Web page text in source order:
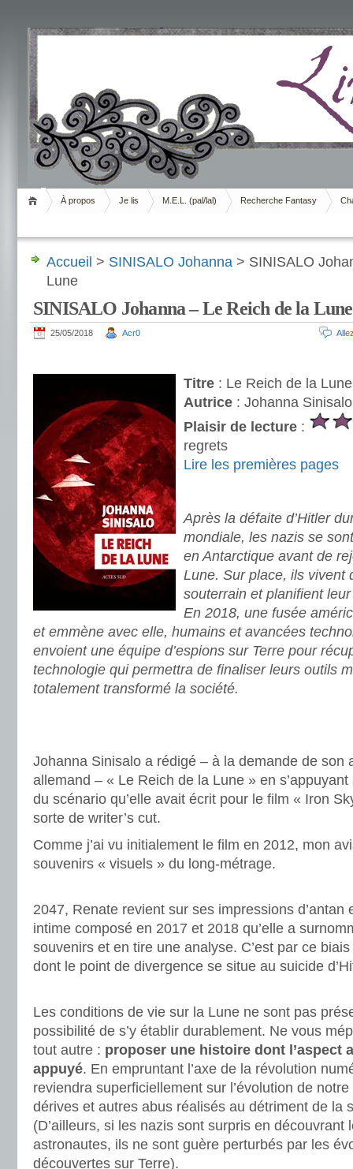
Livrement
À propos Je lis M.E.L. (pal/lal) Recherche Fantasy
Accueil > SINISALO Johanna > SINISALO
Lune
SINISALO Johanna – Le Reich de la Lune
25/05/2018 Acr0
Titre : Le Reich de la Lune
Autrice : Johanna Sinisalo
Plaisir de lecture :
regrets
Lire les premières pages
Après la défaite d’Hitler
mondiale, les nazis se
en Antarctique avant de
Lune. Sur place, ils vivent
souterrain et planifient
En 2018, une fusée
et emmène avec elle, humains et avancées
envoient une équipe d’espions sur Terre pour
technologie qui permettra de finaliser leurs outils
totalement transformé la société.
Johanna Sinisalo a rédigé – à la demande de son
allemand – « Le Reich de la Lune » en
du scénario qu’elle avait écrit pour le film « Iron
sorte de writer’s cut.
Comme j’ai vu initialement le film en 2012, mon
souvenirs « visuels » du long-métrage.
2047, Renate revient sur ses impressions d’antan
intime composé en 2017 et 2018 qu’elle a
souvenirs et en tire une analyse. C’est par ce
dont le point de divergence se situe au suicide
Les conditions de vie sur la Lune ne sont pas
possibilité de s’y établir durablement. Ne vous
tout autre : proposer une histoire dont l’aspect
appuyé. En empruntant l’axe de la révolution
reviendra superficiellement sur l’évolution de
dérives et autres abus réalisés au détriment de la
(D’ailleurs, si les nazis sont surpris en découvrant
astronautes, ils ne sont guère perturbés par les
découvertes sur Terre).